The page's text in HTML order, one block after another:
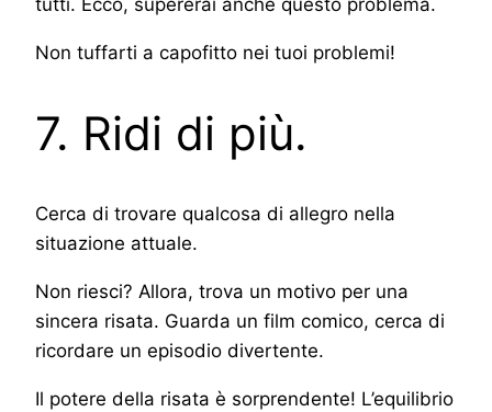
tutti. Ecco, supererai anche questo problema.
Non tuffarti a capofitto nei tuoi problemi!
7. Ridi di più.
Cerca di trovare qualcosa di allegro nella
situazione attuale.
Non riesci? Allora, trova un motivo per una
sincera risata. Guarda un film comico, cerca di
ricordare un episodio divertente.
Il potere della risata è sorprendente! L’equilibrio